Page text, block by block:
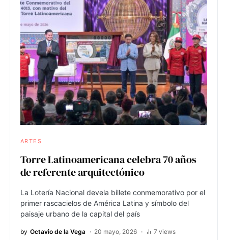
ARTES
Torre Latinoamericana celebra 70 años
de referente arquitectónico
La Lotería Nacional devela billete conmemorativo por el
primer rascacielos de América Latina y símbolo del
paisaje urbano de la capital del país
by Octavio de la Vega 20 mayo, 2026 7 views